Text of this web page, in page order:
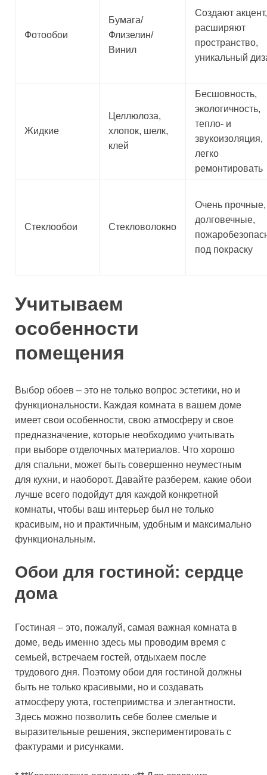
Фотообои
Бумага/
Флизелин/
Винил
Создают акцент,
расширяют
пространство,
уникальный
Жидкие
Целлюлоза,
хлопок, шелк,
клей
Бесшовность,
экологичность,
тепло- и
звукоизоляция,
легко
ремонтировать
Стеклообои Стекловолокно
Очень прочные,
долговечные,
под покраску
Учитываем
особенности
помещения
Выбор обоев – это не только вопрос эстетики, но и
функциональности. Каждая комната в вашем доме
имеет свои особенности, свою атмосферу и свое
предназначение, которые необходимо учитывать
при выборе отделочных материалов. Что хорошо
для спальни, может быть совершенно неуместным
для кухни, и наоборот. Давайте разберем, какие обои
лучше всего подойдут для каждой конкретной
комнаты, чтобы ваш интерьер был не только
красивым, но и практичным, удобным и максимально
функциональным.
Обои для гостиной: сердце
дома
Гостиная – это, пожалуй, самая важная комната в
доме, ведь именно здесь мы проводим время с
семьей, встречаем гостей, отдыхаем после
трудового дня. Поэтому обои для гостиной должны
быть не только красивыми, но и создавать
атмосферу уюта, гостеприимства и элегантности.
Здесь можно позволить себе более смелые и
выразительные решения, экспериментировать с
фактурами и рисунками.